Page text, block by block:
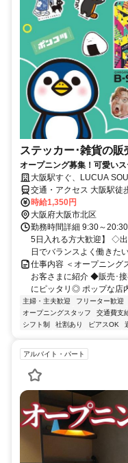
ステッカー･雑貨の販
オープニング募集！可愛い
大阪駅すぐ、LUCUA
交通・アクセス 大阪駅徒
時給1,350円
大阪府大阪市北区
勤務時間詳細 9:30～
5日入れる方大歓迎】 ◇
日でバランスよく働きた
仕事内容 ＜オープニング
お客さまに紹介 ◆販売･
にピッタリ◎ ポップな店
主婦・主夫歓迎 フリーター歓迎
オープニングスタッフ
交通費支
シフト制
社割あり ピアスOK
アルバイト・パート